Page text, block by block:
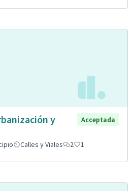
y
Acceptada
Calles y Viales 2 1